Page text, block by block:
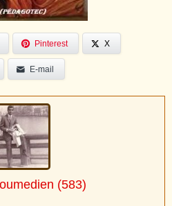
Pinterest X
E-mail
(583)